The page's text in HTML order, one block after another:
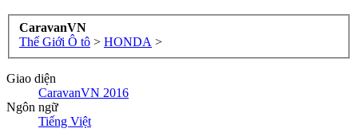
CaravanVN
Thế Giới Ô tô > HONDA >
Giao diện
CaravanVN 2016
Ngôn ngữ
Tiếng Việt